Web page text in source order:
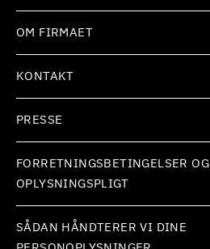
OM FIRMAET
KONTAKT
PRESSE
FORRETNINGSBETINGELSER OG
OPLYSNINGSPLIGT
SÅDAN HÅNDTERER VI DINE